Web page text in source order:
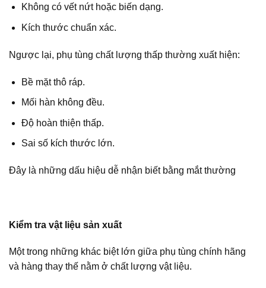
Không có vết nứt hoặc biến dạng.
Kích thước chuẩn xác.
Ngược lại, phụ tùng chất lượng thấp thường xuất hiện:
Bề mặt thô ráp.
Mối hàn không đều.
Độ hoàn thiện thấp.
Sai số kích thước lớn.
Đây là những dấu hiệu dễ nhận biết bằng mắt thường
Kiểm tra vật liệu sản xuất
Một trong những khác biệt lớn giữa phụ tùng chính hãng
và hàng thay thế nằm ở chất lượng vật liệu.